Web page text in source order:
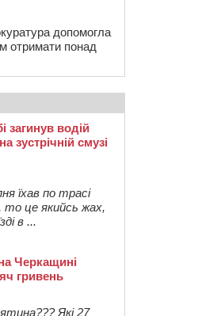
допомогла
отримати понад
загинув водій
зустрічній смузі
їхав по трасі
це якийсь жах,
в ...
Черкащині
гривень
Які 27